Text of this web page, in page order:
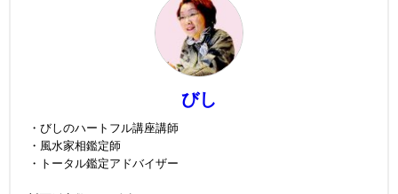
びし
・びしのハートフル講座講師
・風水家相鑑定師
・トータル鑑定アドバイザー